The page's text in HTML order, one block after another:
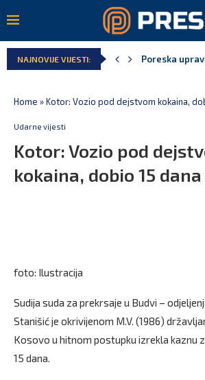
NAJNOVIJE VIJESTI:
Poreska
Home »Kotor: Vozio pod dejstvom kokaina,
Udarne vijesti
Kotor: Vozio pod
kokaina, dobio 15
foto: Ilustracija
Sudija suda za prekrsaje u Budvi –
Stanišić je okrivijenom M.V. (1986)
Kosovo u hitnom postupku izrekla kaznu
15 dana.